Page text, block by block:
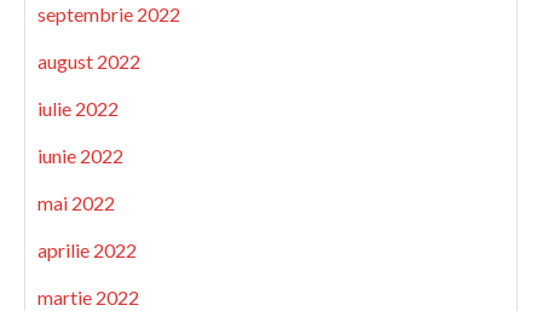
septembrie 2022
august 2022
iulie 2022
iunie 2022
mai 2022
aprilie 2022
martie 2022